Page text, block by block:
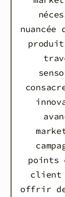
points
client
offrir